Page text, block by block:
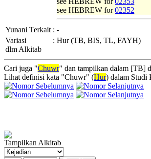
see HEBREW for02352
Yunani Terkait : -
Variasi
dlm Alkitab
: Hur (TB, BIS, TL, FAYH)
Cari juga "Chuwr" dan tampilkan dalam [TB]
Lihat definisi kata "Chuwr" (Hur) dalam Studi
Tampilkan Alkitab